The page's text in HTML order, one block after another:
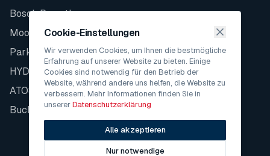
Bosch Rexroth
Moog
Parker
HYDAC
ATOS
Bucher
Cookie-Einstellungen
Wir verwenden Cookies, um Ihnen die bestmögliche
Erfahrung auf unserer Website zu bieten. Einige
Cookies sind notwendig für den Betrieb der
Website, während andere uns helfen, die Website zu
verbessern. Mehr Informationen finden Sie in
unsererDatenschutzerklärung
Alle akzeptieren
Nur notwendige